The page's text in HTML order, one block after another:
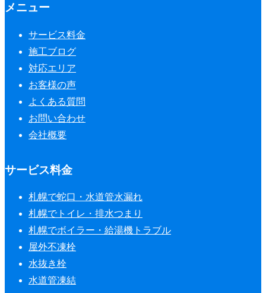
メニュー
サービス料金
施工ブログ
対応エリア
お客様の声
よくある質問
お問い合わせ
会社概要
サービス料金
札幌で蛇口・水道管水漏れ
札幌でトイレ・排水つまり
札幌でボイラー・給湯機トラブル
屋外不凍栓
水抜き栓
水道管凍結